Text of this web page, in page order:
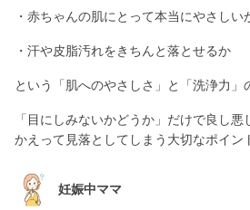
・赤ちゃんの肌にとって本当にやさしい
・汗や皮脂汚れをきちんと落とせるか
という「肌へのやさしさ」と「洗浄力」
「目にしみないかどうか」だけで良し悪
かえって見落としてしまう大切なポイン
妊娠中ママ